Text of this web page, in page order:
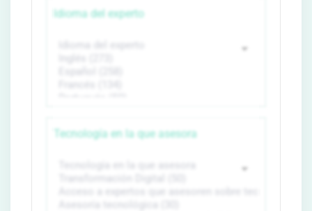
Idioma del experto
Tecnología en la que asesora